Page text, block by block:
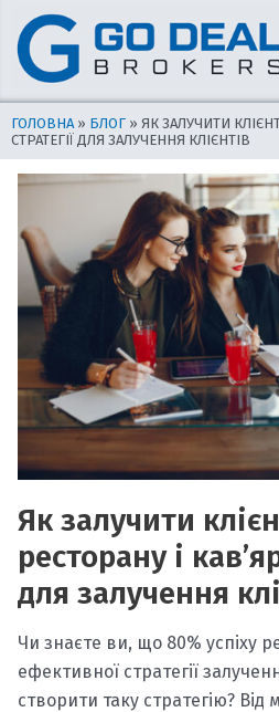
Перейти
до
вмісту
ГОЛОВНА » БЛОГ » ЯК ЗАЛУЧИТИ
СТРАТЕГІЇ ДЛЯ ЗАЛУЧЕННЯ КЛІЄНТІВ
Як залучити
ресторану і
для залучення
Чи знаєте ви, що 80% успіху
ефективної стратегії
створити таку стратегію?
Навігація
по
запису